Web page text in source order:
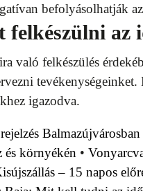
befolyásolhatják az
felkészülni az
való felkészülés
igazodva.
Balmazújvárosban
és környékén •
– 15 napos